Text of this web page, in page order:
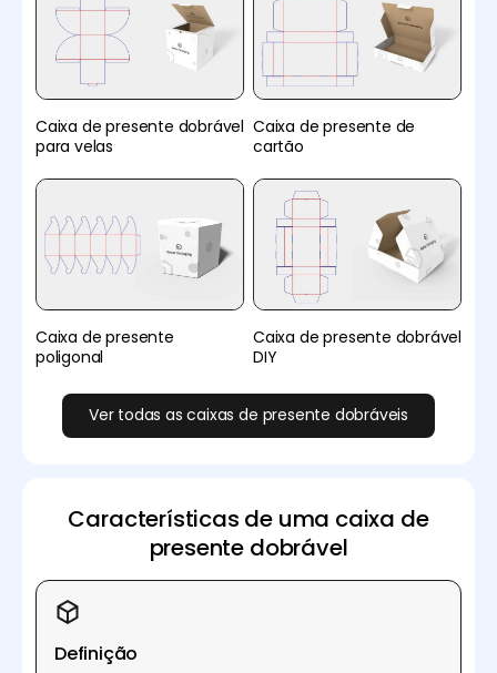
Caixa de presente dobrável
para velas
Caixa de presente de
cartão
Caixa de presente
poligonal
Caixa de presente dobrável
DIY
Ver todas as caixas de presente dobráveis
Características de uma caixa de
presente dobrável
Definição